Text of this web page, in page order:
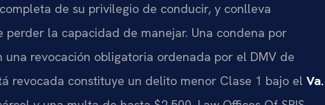
de su privilegio de conducir, y conlleva
la capacidad de manejar. Una condena por
revocación obligatoria ordenada por el DMV de
revocada constituye un delito menor Clase 1 bajo el Va.